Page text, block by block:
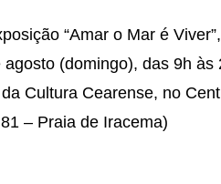
“Amar o Mar é
(domingo), das 9h às
Cultura Cearense, no
– Praia de Iracema)